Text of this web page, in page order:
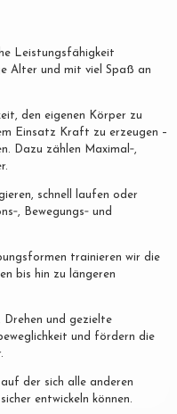
Leistungsfähigkeit
Alter und mit viel Spaß an
den eigenen Körper zu
Einsatz Kraft zu erzeugen –
Dazu zählen Maximal‐,
schnell laufen oder
Bewegungs‐ und
trainieren wir die
bis hin zu längeren
Drehen und gezielte
und fördern die
der sich alle anderen
entwickeln können.